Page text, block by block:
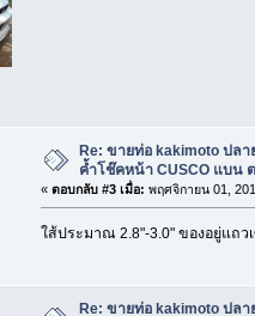
Re: ขายท่อ kakimoto ปลา
ค้ำโช๊คหน้า CUSCO แบน
« ตอบกลับ #3 เมื่อ: พฤศจิกายน 01,
ใส้ประมาณ 2.8"-3.0" ของอยู่แถว
Re: ขายท่อ kakimoto ปลา